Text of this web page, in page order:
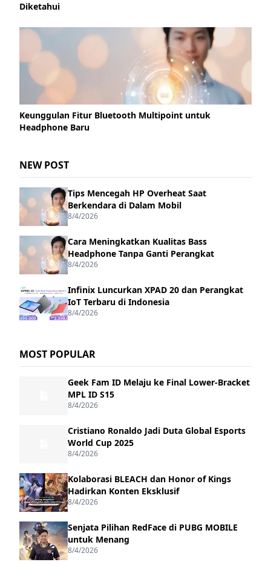
Diketahui
Keunggulan Fitur Bluetooth Multipoint untuk
Headphone Baru
NEW POST
Tips Mencegah HP Overheat Saat
Berkendara di Dalam Mobil
8/4/2026
Cara Meningkatkan Kualitas Bass
Headphone Tanpa Ganti Perangkat
8/4/2026
Infinix Luncurkan XPAD 20 dan Perangkat
IoT Terbaru di Indonesia
8/4/2026
MOST POPULAR
Geek Fam ID Melaju ke Final Lower-Bracket
MPL ID S15
8/4/2026
Cristiano Ronaldo Jadi Duta Global Esports
World Cup 2025
8/4/2026
Kolaborasi BLEACH dan Honor of Kings
Hadirkan Konten Eksklusif
8/4/2026
Senjata Pilihan RedFace di PUBG MOBILE
untuk Menang
8/4/2026